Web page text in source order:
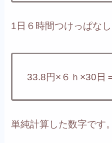
1日６時間つけっぱな
33.8円×６ｈ×30日
単純計算した数字です。